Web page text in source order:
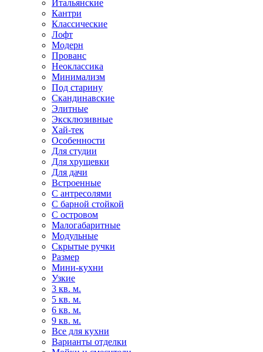
Итальянские
Кантри
Классические
Лофт
Модерн
Прованс
Неоклассика
Минимализм
Под старину
Скандинавские
Элитные
Эксклюзивные
Хай-тек
Особенности
Для студии
Для хрущевки
Для дачи
Встроенные
С антресолями
С барной стойкой
С островом
Малогабаритные
Модульные
Скрытые ручки
Размер
Мини-кухни
Узкие
3 кв. м.
5 кв. м.
6 кв. м.
9 кв. м.
Все для кухни
Варианты отделки